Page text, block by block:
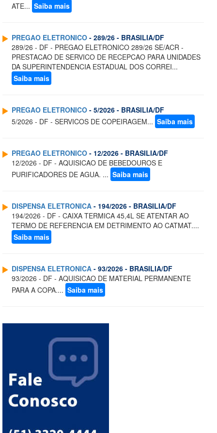
ATE... Saiba mais
PREGAO ELETRONICO - 289/26 - BRASILIA/DF
289/26 - DF - PREGAO ELETRONICO 289/26 SE/ACR -
PRESTACAO DE SERVICO DE RECEPCAO PARA UNIDADES
DA SUPERINTENDENCIA ESTADUAL DOS CORREI...
Saiba mais
PREGAO ELETRONICO - 5/2026 - BRASILIA/DF
5/2026 - DF - SERVICOS DE COPEIRAGEM... Saiba mais
PREGAO ELETRONICO - 12/2026 - BRASILIA/DF
12/2026 - DF - AQUISICAO DE BEBEDOUROS E
PURIFICADORES DE AGUA. ... Saiba mais
DISPENSA ELETRONICA - 194/2026 - BRASILIA/DF
194/2026 - DF - CAIXA TERMICA 45,4L SE ATENTAR AO
TERMO DE REFERENCIA EM DETRIMENTO AO CATMAT....
Saiba mais
DISPENSA ELETRONICA - 93/2026 - BRASILIA/DF
93/2026 - DF - AQUISICAO DE MATERIAL PERMANENTE
PARA A COPA.... Saiba mais